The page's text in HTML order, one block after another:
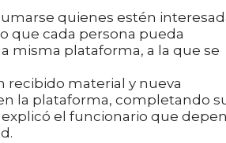
quienes estén
que cada persona pueda
misma plataforma, a la que se
recibido material y nueva
la plataforma, completando
explicó el funcionario que